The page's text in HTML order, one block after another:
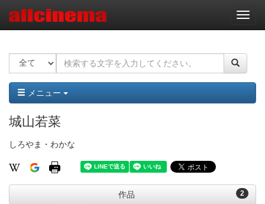
ナ
ビ
ー
ョ
ン
メニュー
城山若菜
しろやま・わかな
2
作品